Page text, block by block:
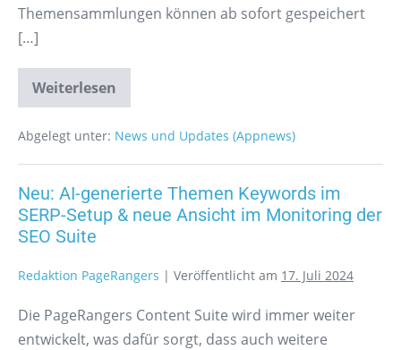
Themensammlungen können ab sofort gespeichert
[…]
Weiterlesen
Abgelegt unter: News und Updates (Appnews)
Neu: AI-generierte Themen Keywords im
SERP-Setup & neue Ansicht im Monitoring der
SEO Suite
Redaktion PageRangers | Veröffentlicht am 17. Juli 2024
Die PageRangers Content Suite wird immer weiter
entwickelt, was dafür sorgt, dass auch weitere